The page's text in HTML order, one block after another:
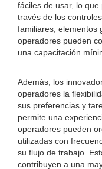
fáciles de usar, lo
través de los
familiares, elementos
operadores pueden
una capacitación
Además, los
operadores la
sus preferencias y
permite una
operadores pueden
utilizadas con
su flujo de trabajo.
contribuyen a una